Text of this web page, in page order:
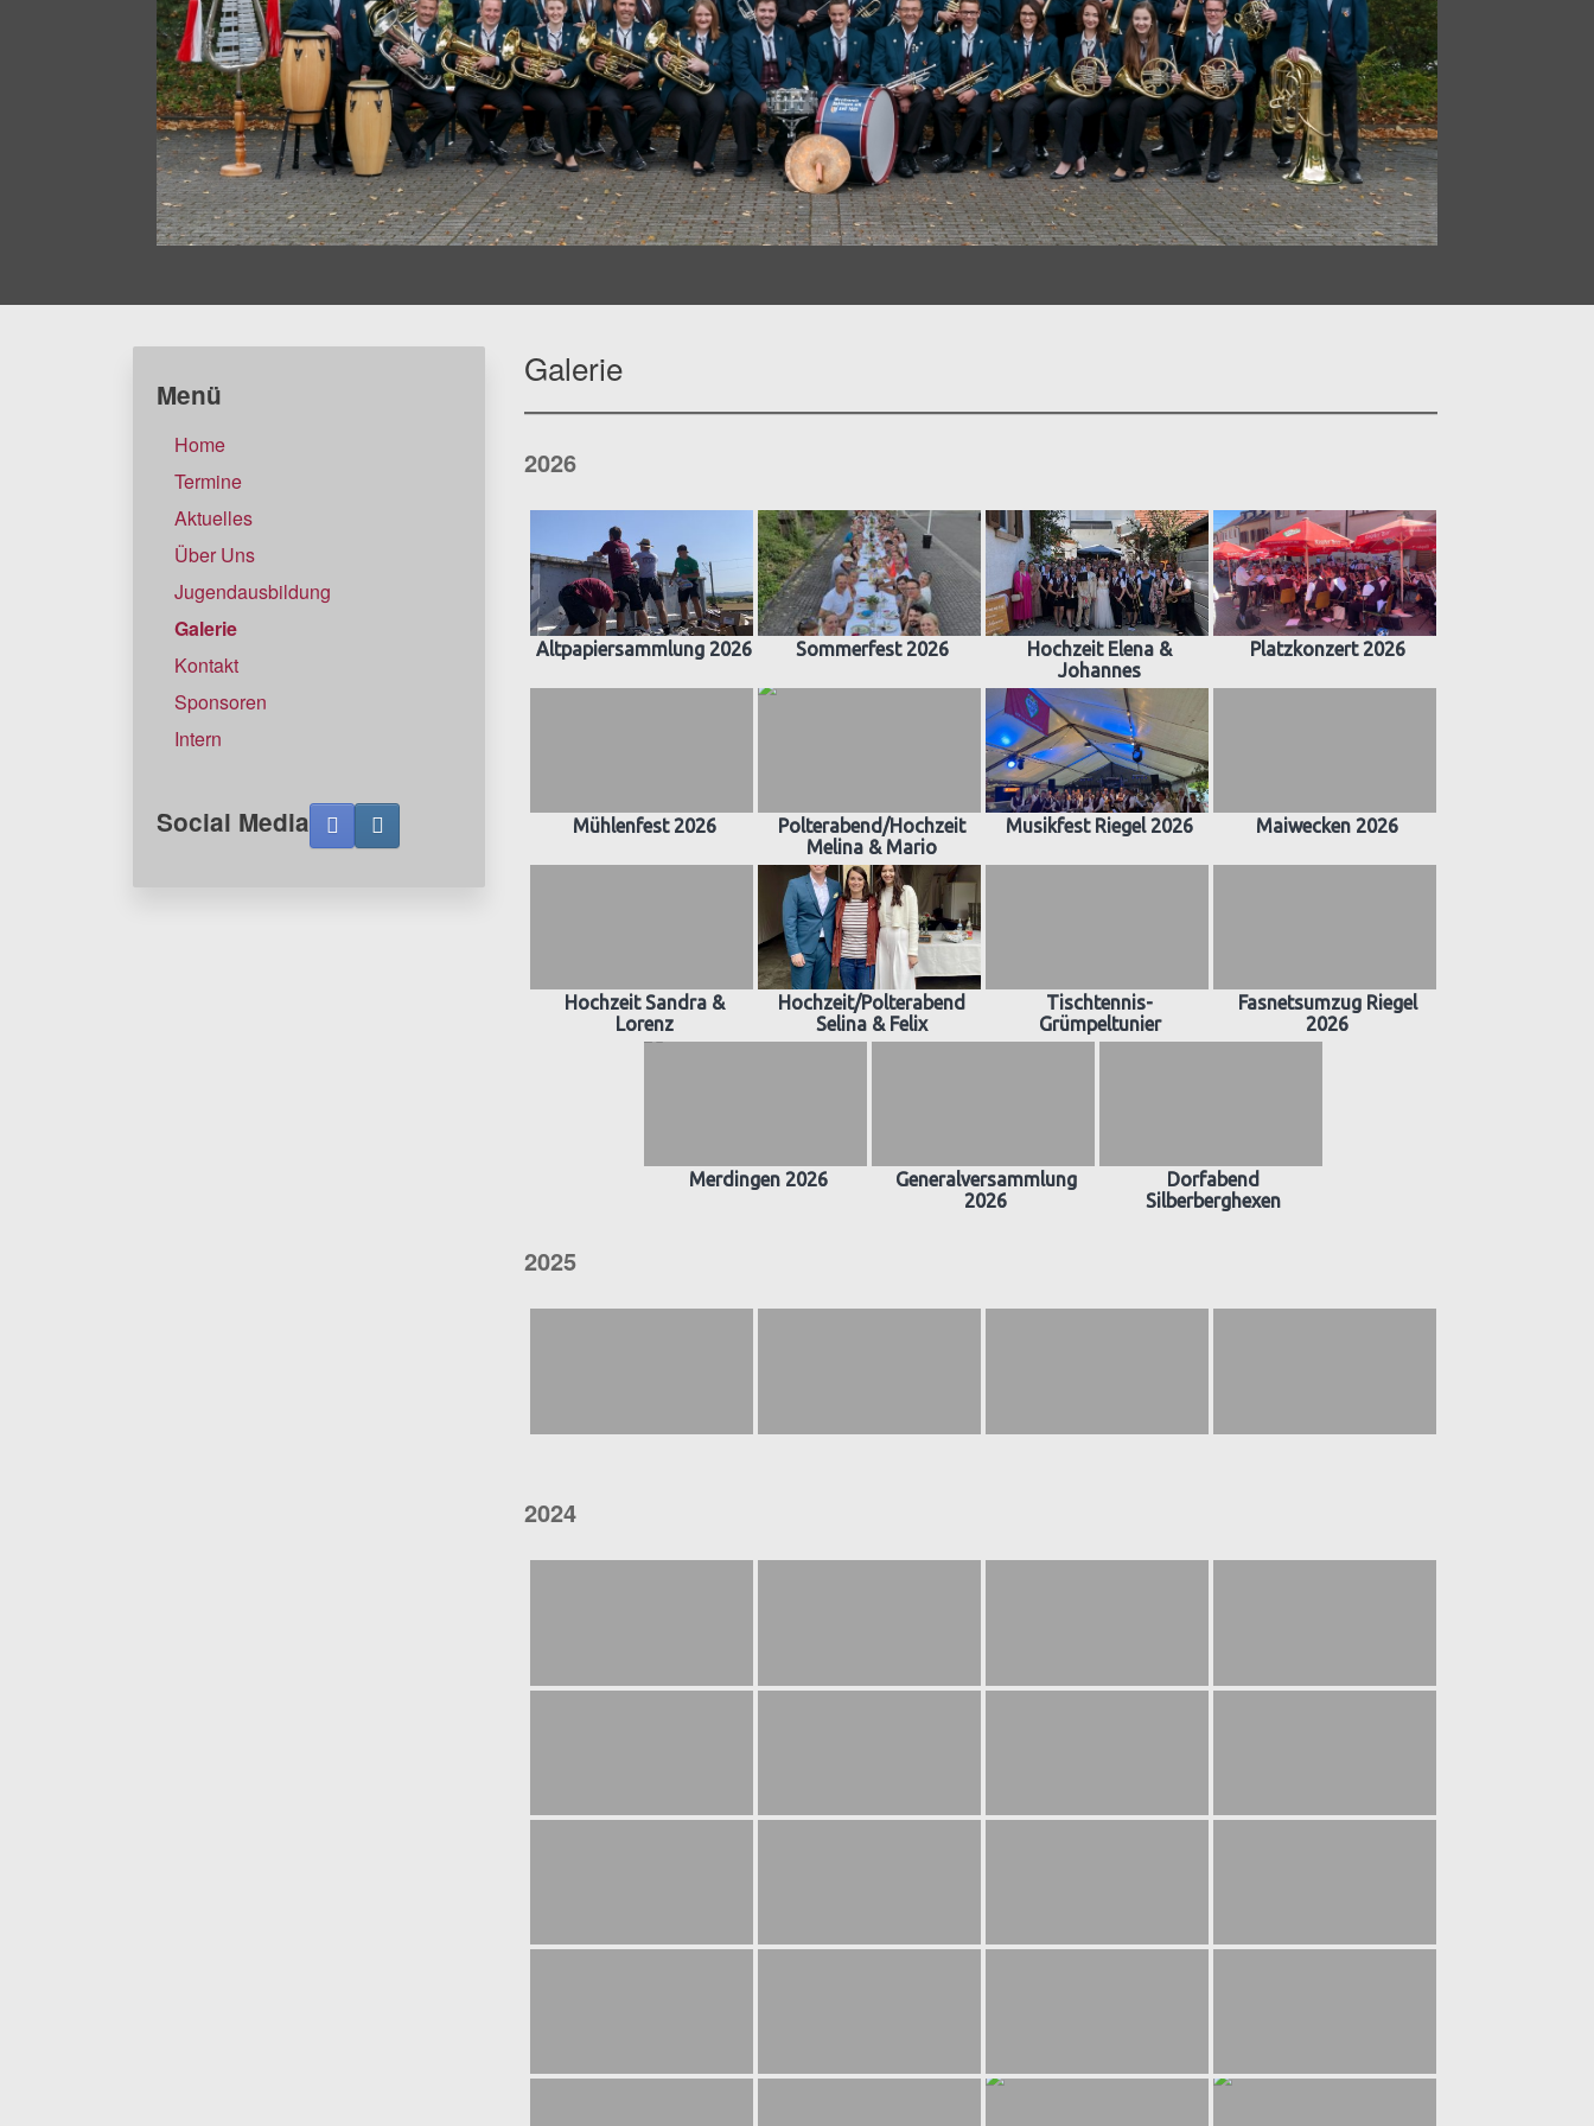
Galerie
2026
Altpapiersammlung 2026 Sommerfest 2026
Hochzeit Elena &
Johannes
Platzkonzert 2026
Mühlenfest 2026
Polterabend/Hochzeit
Melina & Mario
Musikfest Riegel 2026 Maiwecken 2026
Hochzeit Sandra &
Lorenz
Hochzeit/Polterabend
Selina & Felix
Tischtennis-
Grümpeltunier
Fasnetsumzug Riegel
2026
Merdingen 2026
Generalversammlung
2026
Dorfabend
Silberberghexen
2025
2024
Menü
Home
Termine
Aktuelles
Über Uns
Jugendausbildung
Galerie
Kontakt
Sponsoren
Intern
Social Media